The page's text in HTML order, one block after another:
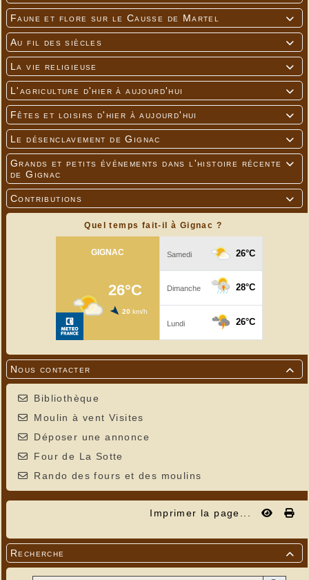

Faune et flore sur le Causse de Martel

Au fil des siècles

La vie religieuse

L'agriculture d'hier à aujourd'hui

Fêtes et loisirs d'hier à aujourd'hui

Le désenclavement de Gignac

Grands et petits événements dans l'histoire récente
de Gignac

Contributions
Quel temps fait-il à Gignac ?

Nous contacter
Bibliothèque
Moulin à vent Visites
Déposer une annonce
Four de La Sotte
Rando des fours et des moulins
Imprimer la page...

Recherche